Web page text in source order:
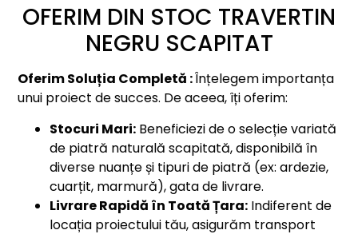
OFERIM DIN STOC TRAVERTIN
NEGRU SCAPITAT
Oferim Soluția Completă :Înțelegem importanța
unui proiect de succes. De aceea, îți oferim:
Stocuri Mari: Beneficiezi de o selecție variată
de piatră naturală scapitată, disponibilă în
diverse nuanțe și tipuri de piatră (ex: ardezie,
cuarțit, marmură), gata de livrare.
Livrare Rapidă în Toată Țara: Indiferent de
locația proiectului tău, asigurăm transport